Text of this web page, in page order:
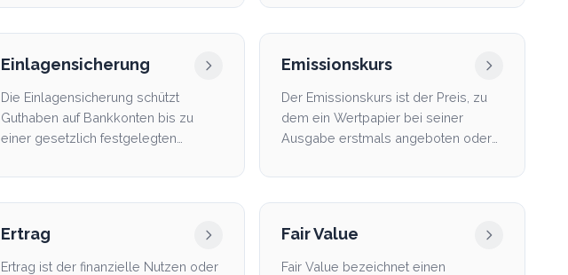
Einlagensicherung
Die Einlagensicherung schützt
Guthaben auf Bankkonten bis zu
einer gesetzlich festgelegten
Emissionskurs
Der Emissionskurs ist der Preis, zu
dem ein Wertpapier bei seiner
Ausgabe erstmals angeboten oder
Ertrag
Ertrag ist der finanzielle Nutzen oder
Fair Value
Fair Value bezeichnet einen